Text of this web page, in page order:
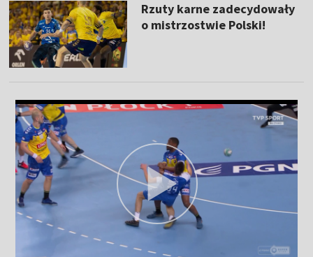
Rzuty karne zadecydowały
o mistrzostwie Polski!